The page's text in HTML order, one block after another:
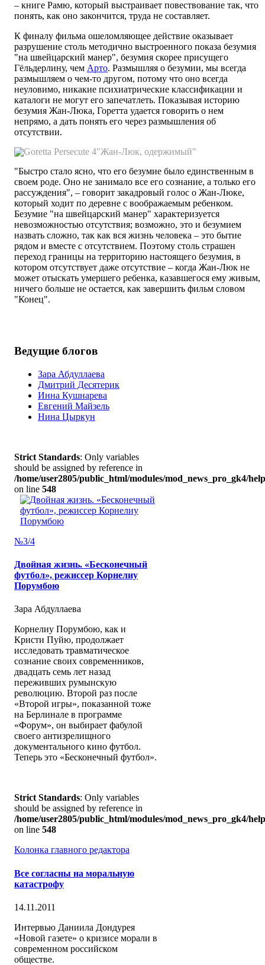
– книге Рамю, который выстраивает повествование так, что
понять, как оно закончится, труда не составляет.
К финалу фильма ошеломляющее действие оказывает
разрушение столь методично выстроенного показа безумия
"на швейцарский манер", безумия скорее присущего
Гёльдерлину, чем Арто. Размышляя о безумии, мы всегда
размышляем о чем-то другом, потому что оно всегда
неуловимо, никакие психиатрические классификации и
каталоги не могут его запечатлеть. Показывая историю
безумия Жан-Люка, Горетта удается говорить о нем
непрямо, а дать понять его через размышления об
отсутствии.
"Жан-Люк, одержимый"
"Быстро стало ясно, что его безумие было единственным в
своем роде. Оно не занимало все его сознание, а только его
рассуждения", – говорит закадровый голос о Жан-Люке,
который ходит по деревне с воображаемым ребенком.
Безумие "на швейцарский манер" характеризуется
невозможностью отсутствия; возможно, это и безумием
назвать сложно, так как вся жизнь человека – это бытие
рядом и вместе с отсутствием. Поэтому столь страшен
переход границы на территорию настоящего безумия, в
котором отсутствует даже отсутствие – когда Жан-Люк не
может отыскать умершего ребенка, казавшегося ему живым,
ничего больше не остается, как завершить фильм словом
"Конец".
Ведущие блогов
Зара Абдуллаева
Дмитрий Десятерик
Инна Кушнарева
Евгений Майзель
Нина Цыркун
Strict Standards: Only variables
should be assigned by reference in
/home/user2805/public_html/modules/mod_news_pro_gk4/
on line 548
№3/4
Двойная жизнь. «Бесконечный
футбол», режиссер Корнелиу
Порумбою
Зара Абдуллаева
Корнелиу Порумбою, как и
Кристи Пуйю, продолжает
исследовать травматическое
сознание своих современников,
двадцать семь лет назад
переживших румынскую
революцию. Второй раз после
«Второй игры», показанной тоже
на Берлинале в программе
«Форум», он выбирает фабулой
своего антизрелищного
документального кино футбол.
Теперь это «Бесконечный футбол».
Strict Standards: Only variables
should be assigned by reference in
/home/user2805/public_html/modules/mod_news_pro_gk4/
on line 548
Колонка главного редактора
Все согласны на моральную
катастрофу
14.11.2011
Интервью Даниила Дондурея
«Новой газете» о кризисе морали в
современном российском
обществе.